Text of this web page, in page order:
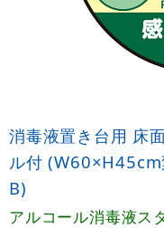
消毒液置き台用 床
ル付
B)
アルコール消毒液ス